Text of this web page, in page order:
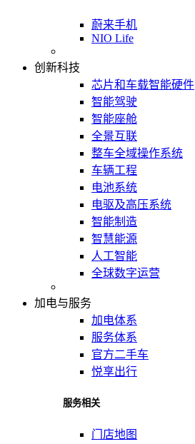
蔚来手机
NIO Life
创新科技
芯片和车载智能硬件
智能驾驶
智能座舱
全景互联
整车全域操作系统
车辆工程
电池系统
电驱及高压系统
智能制造
智慧能源
人工智能
全球数字运营
加电与服务
加电体系
服务体系
官方二手车
悦享出行
服务相关
门店地图